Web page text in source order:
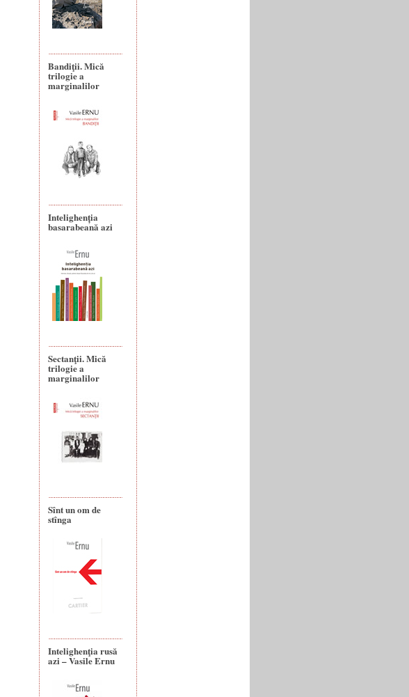
Bandiţii. Mică
trilogie a
marginalilor
Intelighenția
basarabeană azi
Sectanţii. Mică
trilogie a
marginalilor
Sînt un om de
stînga
Intelighenţia rusă
azi – Vasile Ernu